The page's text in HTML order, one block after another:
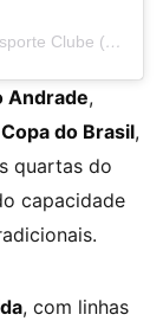
Uma publicação partilhada por Madureira Esporte Clube (@madureiraec)
Andrade,
do Brasil,
quartas do
capacidade
, com linhas